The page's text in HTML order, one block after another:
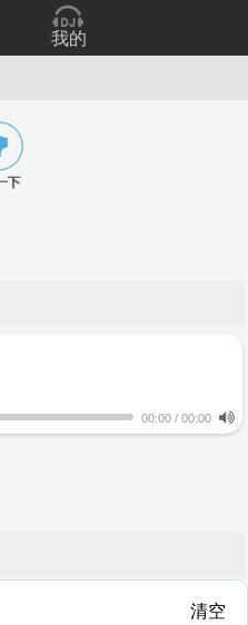
我的
00:00 / 00:00
清空